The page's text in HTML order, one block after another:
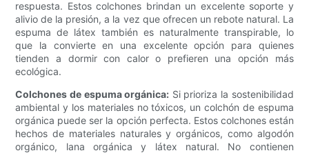
respuesta. Estos colchones brindan un excelente soporte y
alivio de la presión, a la vez que ofrecen un rebote natural. La
espuma de látex también es naturalmente transpirable, lo
que la convierte en una excelente opción para quienes
tienden a dormir con calor o prefieren una opción más
ecológica.
Colchones de espuma orgánica: Si prioriza la sostenibilidad
ambiental y los materiales no tóxicos, un colchón de espuma
orgánica puede ser la opción perfecta. Estos colchones están
hechos de materiales naturales y orgánicos, como algodón
orgánico, lana orgánica y látex natural. No contienen